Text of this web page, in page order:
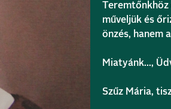
Teremtőnkhöz
műveljük és
önzés, hanem
Miatyánk…,
Szűz Mária,